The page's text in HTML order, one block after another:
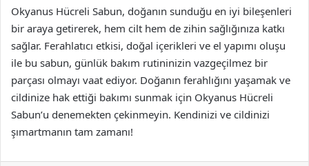
Okyanus Hücreli Sabun, doğanın sunduğu en iyi bileşenleri
bir araya getirerek, hem cilt hem de zihin sağlığınıza katkı
sağlar. Ferahlatıcı etkisi, doğal içerikleri ve el yapımı oluşu
ile bu sabun, günlük bakım rutininizin vazgeçilmez bir
parçası olmayı vaat ediyor. Doğanın ferahlığını yaşamak ve
cildinize hak ettiği bakımı sunmak için Okyanus Hücreli
Sabun’u denemekten çekinmeyin. Kendinizi ve cildinizi
şımartmanın tam zamanı!